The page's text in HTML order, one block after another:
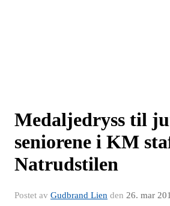
Medaljedryss til
seniorene i KM
Natrudstilen
Postet av Gudbrand Lien den 26. mar